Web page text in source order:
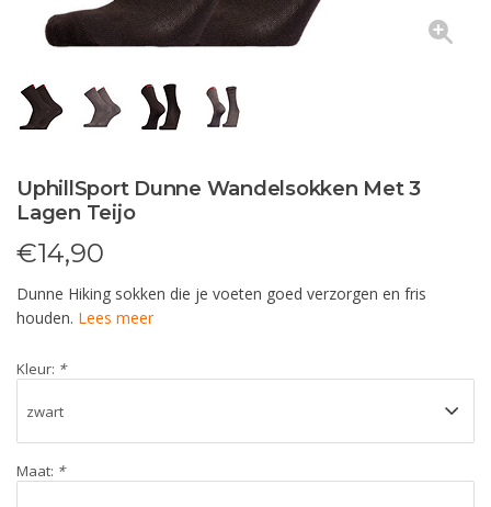
UphillSport Dunne Wandelsokken Met 3
Lagen Teijo
€14,90
Dunne Hiking sokken die je voeten goed verzorgen en fris
houden. Lees meer
Kleur: *
Maat: *